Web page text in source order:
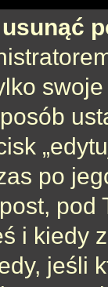
po
i kiedy
jeśli